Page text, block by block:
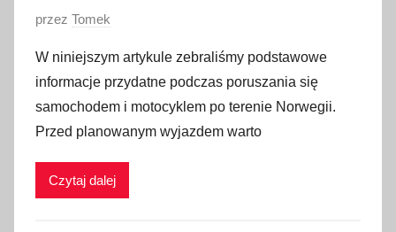
O
u
b
l
i
w
przez Tomek
W niniejszym artykule zebraliśmy podstawowe
informacje przydatne podczas poruszania się
samochodem i motocyklem po terenie Norwegii.
Przed planowanym wyjazdem warto
Czytaj dalej